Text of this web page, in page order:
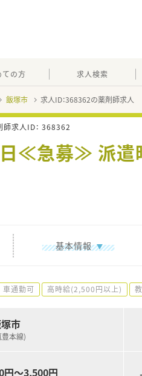
ての方 求人検索
飯塚市 求人ID：368362の薬剤師求人
師求人ID： 368362
日≪急募≫ 派
基本情報
車通勤可 高時給(2,500円以上)
市
本線)
円～3,500円